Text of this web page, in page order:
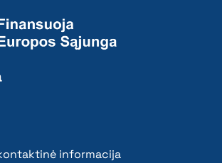
informacija